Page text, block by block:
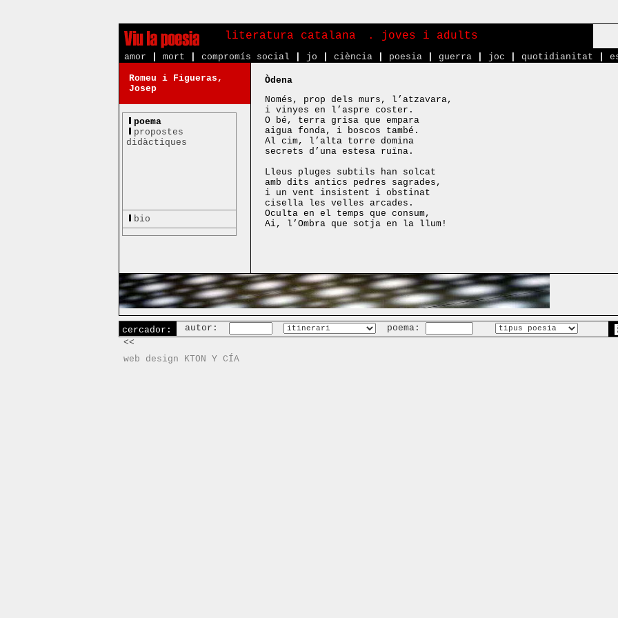
literatura catalana . joves i adults
amor
mort compromís social jo ciència poesia guerra joc quotidianitat
Romeu i Figueras,
Josep
poema
propostes
didàctiques
bio
Òdena
Només, prop dels murs, l’atzavara,
i vinyes en l’aspre coster.
O bé, terra grisa que empara
aigua fonda, i boscos també.
Al cim, l’alta torre domina
secrets d’una estesa ruïna.
Lleus pluges subtils han solcat
amb dits antics pedres sagrades,
i un vent insistent i obstinat
cisella les velles arcades.
Oculta en el temps que consum,
Ai, l’Ombra que sotja en la llum!
cercador: autor: poema:
<<
web design KTON Y CÍA